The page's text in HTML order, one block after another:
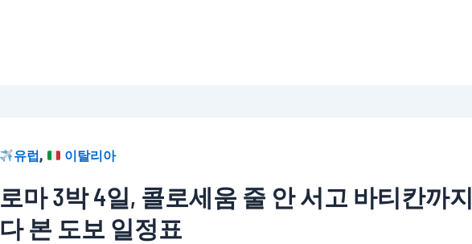
유럽, 이탈리아
로마 3박 4일, 콜로세움 줄 안 서고 바티칸까지
다 본 도보 일정표